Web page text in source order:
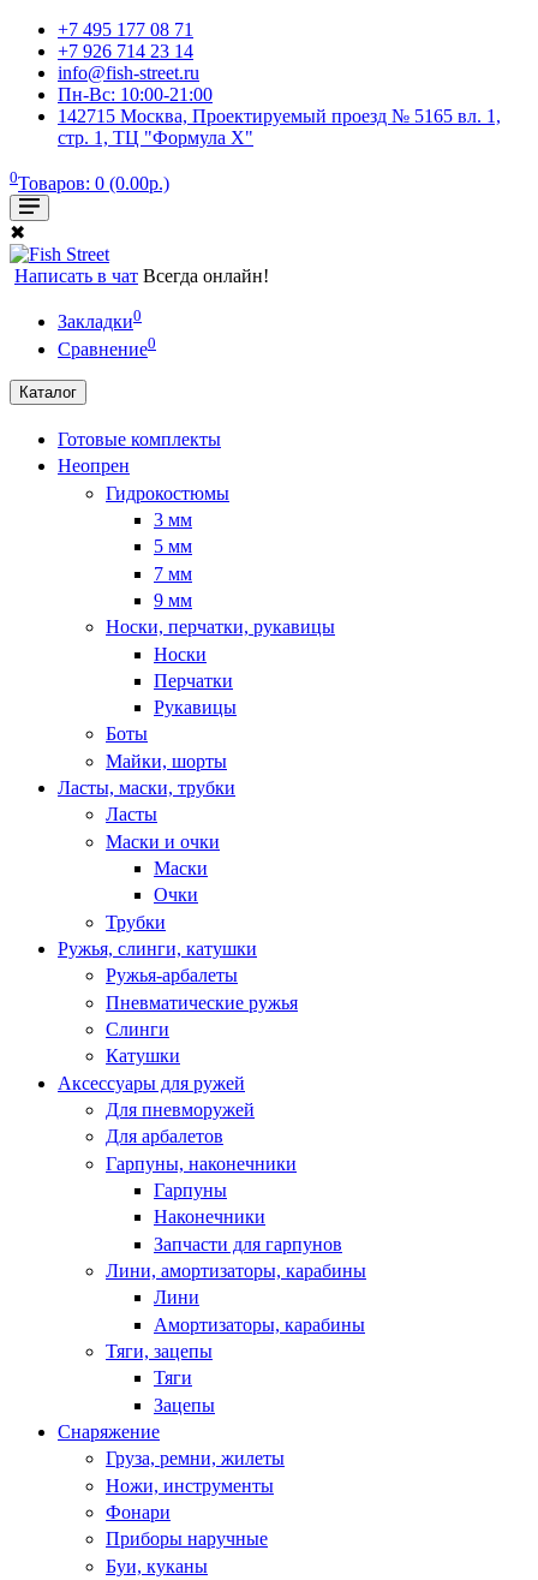
+7 495 177 08 71
+7 926 714 23 14
info@fish-street.ru
Пн-Вс: 10:00-21:00
142715 Москва, Проектируемый проезд № 5165 вл. 1,
стр. 1, ТЦ "Формула X"
0Товаров: 0 (0.00р.)
✖
Написать в чат Всегда онлайн!
Закладки0
Сравнение0
Каталог
Готовые комплекты
Неопрен
Гидрокостюмы
3 мм
5 мм
7 мм
9 мм
Носки, перчатки, рукавицы
Носки
Перчатки
Рукавицы
Боты
Майки, шорты
Ласты, маски, трубки
Ласты
Маски и очки
Маски
Очки
Трубки
Ружья, слинги, катушки
Ружья-арбалеты
Пневматические ружья
Слинги
Катушки
Аксессуары для ружей
Для пневморужей
Для арбалетов
Гарпуны, наконечники
Гарпуны
Наконечники
Запчасти для гарпунов
Лини, амортизаторы, карабины
Лини
Амортизаторы, карабины
Тяги, зацепы
Тяги
Зацепы
Снаряжение
Груза, ремни, жилеты
Ножи, инструменты
Фонари
Приборы наручные
Буи, куканы